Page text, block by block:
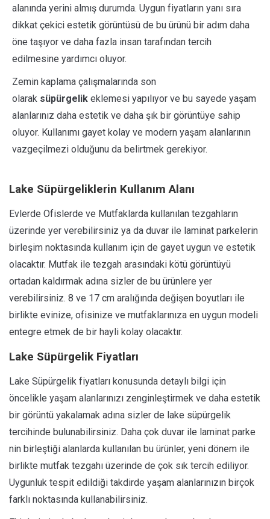
alanında yerini almış durumda. Uygun fiyatların yanı sıra
dikkat çekici estetik görüntüsü de bu ürünü bir adım daha
öne taşıyor ve daha fazla insan tarafından tercih
edilmesine yardımcı oluyor.
Zemin kaplama çalışmalarında son
olarak süpürgelik eklemesi yapılıyor ve bu sayede yaşam
alanlarınız daha estetik ve daha şık bir görüntüye sahip
oluyor. Kullanımı gayet kolay ve modern yaşam alanlarının
vazgeçilmezi olduğunu da belirtmek gerekiyor.
Lake Süpürgeliklerin Kullanım Alanı
Evlerde Ofislerde ve Mutfaklarda kullanılan tezgahların
üzerinde yer verebilirsiniz ya da duvar ile laminat parkelerin
birleşim noktasında kullanım için de gayet uygun ve estetik
olacaktır. Mutfak ile tezgah arasındaki kötü görüntüyü
ortadan kaldırmak adına sizler de bu ürünlere yer
verebilirsiniz. 8 ve 17 cm aralığında değişen boyutları ile
birlikte evinize, ofisinize ve mutfaklarınıza en uygun modeli
entegre etmek de bir hayli kolay olacaktır.
Lake Süpürgelik Fiyatları
Lake Süpürgelik fiyatları konusunda detaylı bilgi için
öncelikle yaşam alanlarınızı zenginleştirmek ve daha estetik
bir görüntü yakalamak adına sizler de lake süpürgelik
tercihinde bulunabilirsiniz. Daha çok duvar ile laminat parke
nin birleştiği alanlarda kullanılan bu ürünler, yeni dönem ile
birlikte mutfak tezgahı üzerinde de çok sık tercih ediliyor.
Uygunluk tespit edildiği takdirde yaşam alanlarınızın birçok
farklı noktasında kullanabilirsiniz.